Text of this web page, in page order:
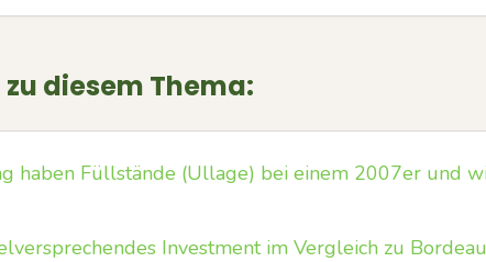
diesem Thema:
haben Füllstände (Ullage) bei einem 2007er und
Investment im Vergleich zu